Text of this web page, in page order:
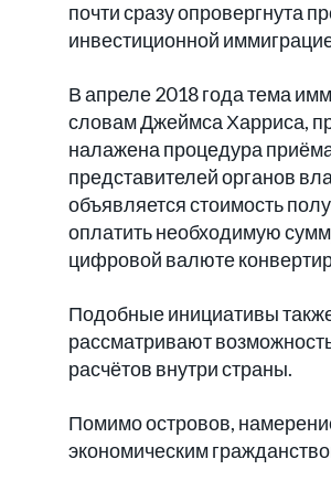
почти сразу опровергнута
инвестиционной
В апреле 2018 года тема
словам Джеймса Харриса,
налажена процедура
представителей органов
объявляется стоимость
оплатить необходимую
цифровой валюте
Подобные инициативы
рассматривают
расчётов внутри страны.
Помимо островов,
экономическим